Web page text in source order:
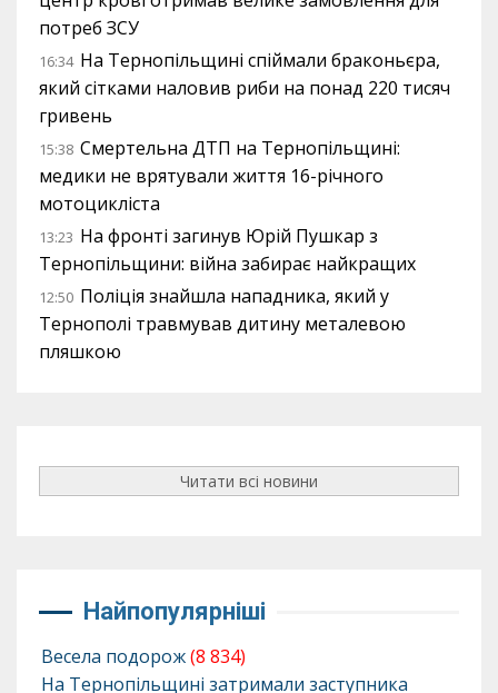
потреб ЗСУ
16:34 На Тернопільщині спіймали браконьєра,
який сітками наловив риби на понад 220 тисяч
гривень
15:38 Смертельна ДТП на Тернопільщині:
медики не врятували життя 16-річного
мотоцикліста
13:23 На фронті загинув Юрій Пушкар з
Тернопільщини: війна забирає найкращих
12:50 Поліція знайшла нападника, який у
Тернополі травмував дитину металевою
пляшкою
Читати всі новини
Найпопулярніші
Весела подорож(8 834)
На Тернопільщині затримали заступника